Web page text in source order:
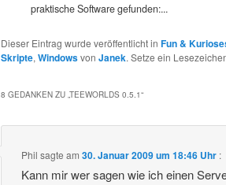
praktische Software gefunden:...
Dieser Eintrag wurde veröffentlicht inFun &
Skripte,WindowsvonJanek. Setze ein
8 GEDANKEN ZU „TEEWORLDS 0.5.1“
Phil sagte am 30. Januar 2009 um 18:46 Uhr :
Kann mir wer sagen wie ich einen